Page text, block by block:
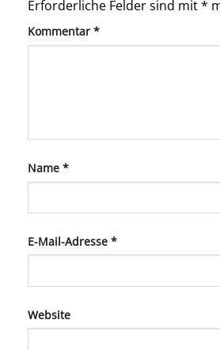
Erforderliche Felder sind mit*
Kommentar *
Name *
E-Mail-Adresse *
Website